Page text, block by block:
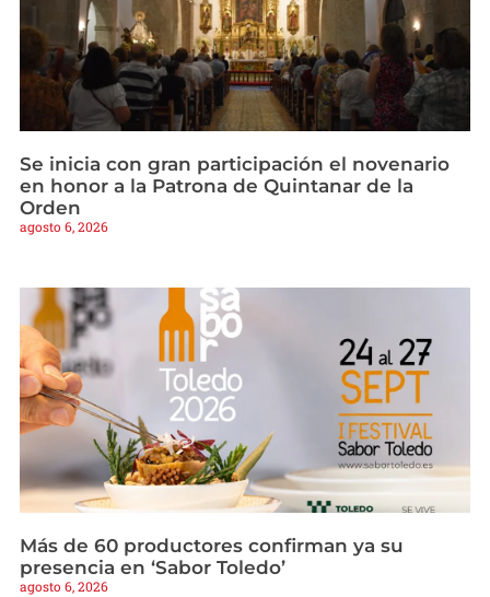
Se inicia con gran participación el novenario
en honor a la Patrona de Quintanar de la
Orden
agosto 6, 2026
Más de 60 productores confirman ya su
presencia en ‘Sabor Toledo’
agosto 6, 2026